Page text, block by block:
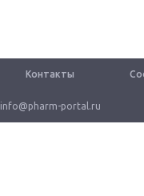
Контакты
info@pharm-portal.ru